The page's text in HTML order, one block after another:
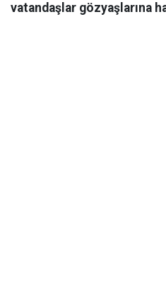
vatandaşlar gözyaşlarına